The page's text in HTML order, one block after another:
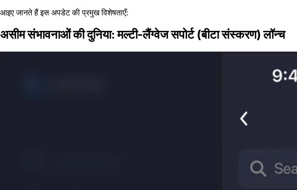
आइए जानते हैं इस अपडेट की प्रमुख विशेषताएँ:
असीम संभावनाओं की दुनिया: मल्टी-लैंग्वेज सपोर्ट (बीटा संस्करण) लॉन्च